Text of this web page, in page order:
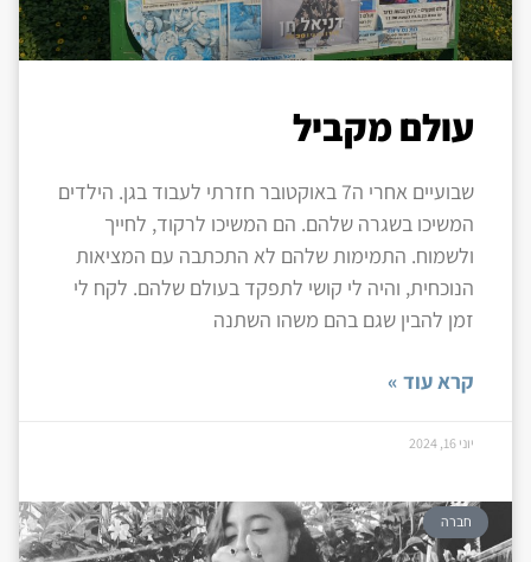
עולם מקביל
שבועיים אחרי ה7 באוקטובר חזרתי לעבוד בגן. הילדים
המשיכו בשגרה שלהם. הם המשיכו לרקוד, לחייך
ולשמוח. התמימות שלהם לא התכתבה עם המציאות
הנוכחית, והיה לי קושי לתפקד בעולם שלהם. לקח לי
זמן להבין שגם בהם משהו השתנה
קרא עוד »
יוני 16, 2024
חברה